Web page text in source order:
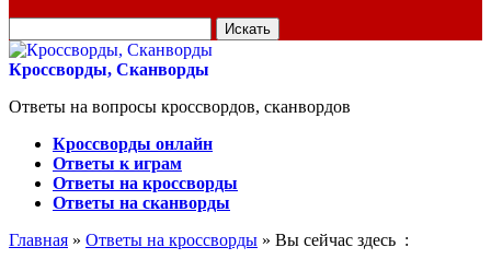
для:
Кроссворды, Сканворды
Ответы на вопросы кроссвордов, сканвордов
Кроссворды онлайн
Ответы к играм
Ответы на кроссворды
Ответы на сканворды
Главная » Ответы на кроссворды » Вы сейчас здесь :